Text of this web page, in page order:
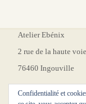
Atelier Ebénix
2 rue de la haute voie
76460 Ingouville
Confidentialité et